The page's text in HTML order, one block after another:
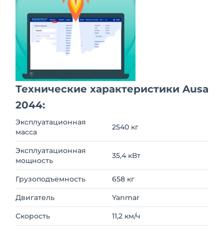
Технические характеристики Ausa
2044:
Эксплуатационная
масса
2540 кг
Эксплуатационная
мощность
35,4 кВт
Грузоподъемность 658 кг
Двигатель Yanmar
Скорость 11,2 км/ч